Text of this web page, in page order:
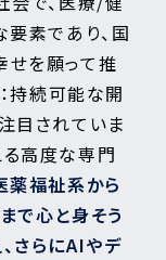
素であり、国
を願って推
持続可能な開
目されていま
高度な専門
薬福祉系から
で心と身そう
さらにAIやデ